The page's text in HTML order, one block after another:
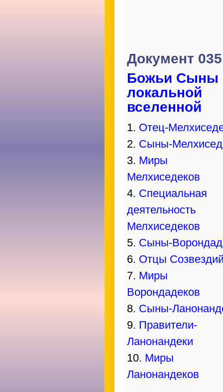
Документ
Божьи Сыны
локальной
вселенной
1. Отец-
2. Сыны-
3. Миры
Мелхиседеков
4. Специальная
деятельность
Мелхиседеков
5. Сыны-
6. Отцы
7. Миры
Ворондадеков
8. Сыны-
9. Правители-
Ланонандеки
10. Миры
Ланонандеков